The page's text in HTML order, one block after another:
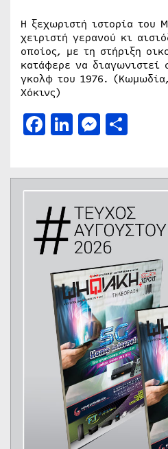
Η ξεχωριστή ιστορία του
χειριστή γερανού κι
οποίος, με τη στήριξη
κατάφερε να διαγωνιστεί
γκολφ του 1976.
Χόκινς)
Facebook
LinkedIn